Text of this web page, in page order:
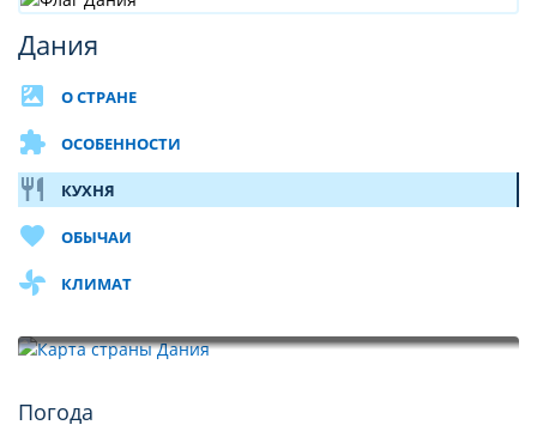
Дания
satellite О СТРАНЕ
extension ОСОБЕННОСТИ
restaurant КУХНЯ
favorite ОБЫЧАИ
toys КЛИМАТ
Погода